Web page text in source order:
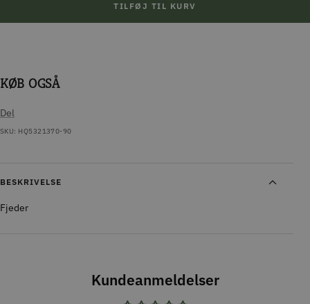
TILFØJ TIL KURV
KØB OGSÅ
Del
SKU: HQ5321370-90
BESKRIVELSE
Fjeder
Kundeanmeldelser